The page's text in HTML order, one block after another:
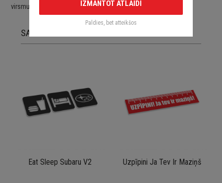
virsmu.
SAISTĪTĀS PRECES
Eat Sleep Subaru V2 Uzpīpini Ja Tev Ir Maziņš
IZMANTOT ATLAIDI
Paldies, bet atteikšos